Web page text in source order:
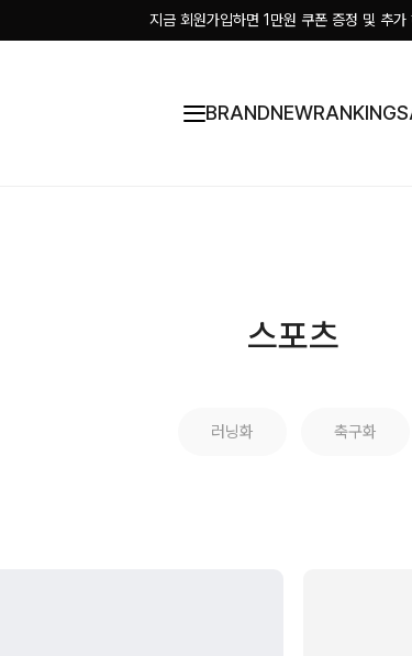
지금 회원가입하면 1만원 쿠폰 증정 및 추가
BRANDNEWRANKING
스포츠
러닝화 축구화